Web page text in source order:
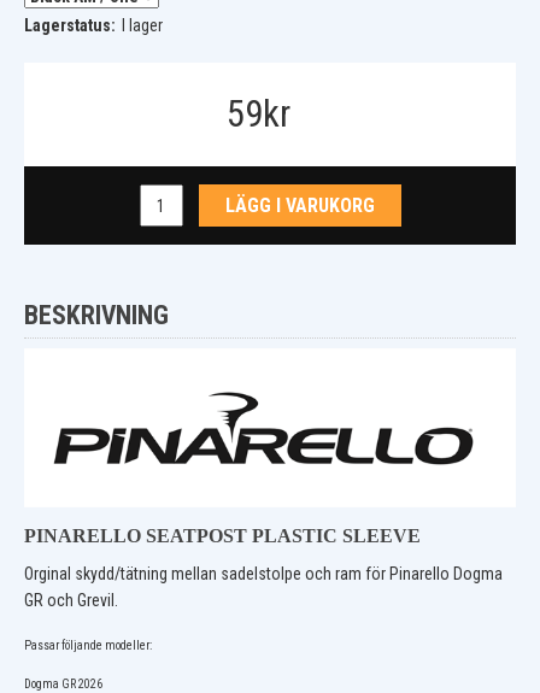
Lagerstatus: I lager
59kr
LÄGG I VARUKORG
BESKRIVNING
PINARELLO SEATPOST PLASTIC SLEEVE
Orginal skydd/tätning mellan sadelstolpe och ram för Pinarello Dogma
GR och Grevil.
Passar följande modeller:
Dogma GR 2026